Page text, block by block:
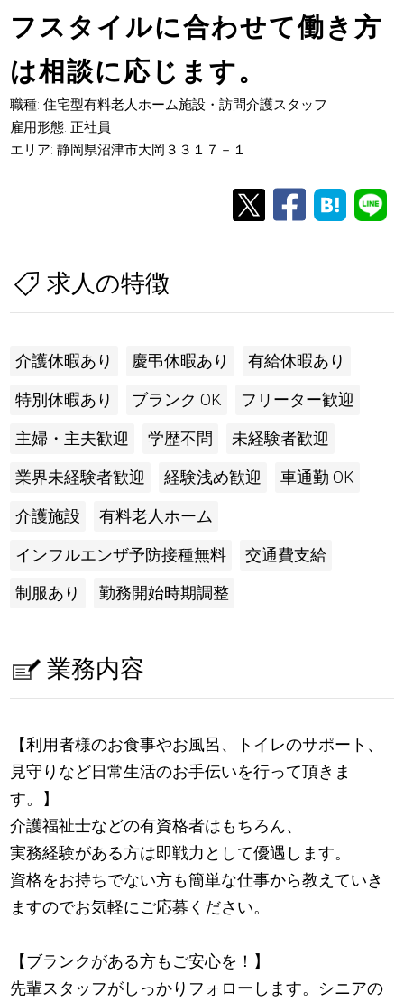
フスタイルに合わせて働き方
は相談に応じます。
職種: 住宅型有料老人ホーム施設・訪問介護スタッフ
雇用形態: 正社員
エリア: 静岡県沼津市大岡３３１７－１
求人の特徴
介護休暇あり 慶弔休暇あり 有給休暇あり
特別休暇あり ブランク OK フリーター歓迎
主婦・主夫歓迎 学歴不問 未経験者歓迎
業界未経験者歓迎 経験浅め歓迎 車通勤 OK
介護施設 有料老人ホーム
インフルエンザ予防接種無料 交通費支給
制服あり 勤務開始時期調整
業務内容
【利用者様のお食事やお風呂、トイレのサポート、
見守りなど日常生活のお手伝いを行って頂きま
す。】
介護福祉士などの有資格者はもちろん、
実務経験がある方は即戦力として優遇します。
資格をお持ちでない方も簡単な仕事から教えていき
ますのでお気軽にご応募ください。
【ブランクがある方もご安心を！】
先輩スタッフがしっかりフォローします。シニアの